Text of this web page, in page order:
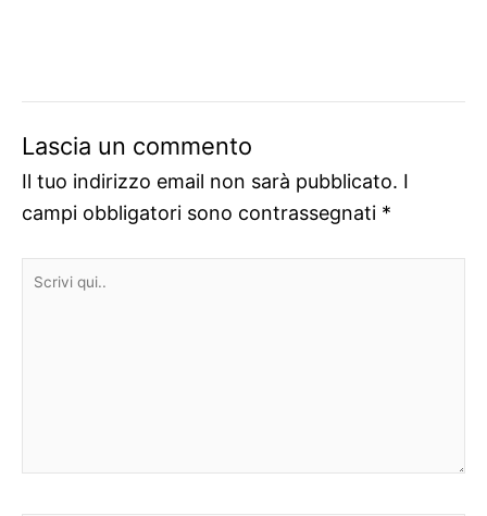
Lascia un commento
Il tuo indirizzo email non sarà pubblicato. I
campi obbligatori sono contrassegnati *
Scrivi